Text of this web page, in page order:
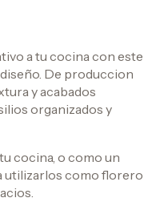
a tu cocina con este
De produccion
y acabados
organizados y
cocina, o como un
utilizarlos como florero